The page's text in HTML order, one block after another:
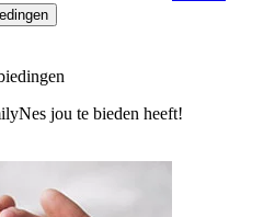
jou te bieden heeft!